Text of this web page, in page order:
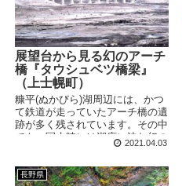
展望台から見る幻のアーチ
橋『タウシュベツ橋梁』
（上士幌町）
糠平(ぬかびら)湖周辺には、かつ
て鉄道が走っていたアーチ橋の遺
跡が多く残されています。その中
でも、冠水時には湖底に沈む幻の
橋「タウシュベツ橋」は古代遺跡
を集めています。個人で近づくの
2021.04.03
長野県